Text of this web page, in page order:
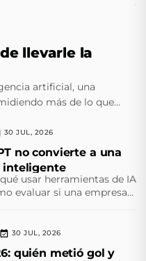
llevarle la
artificial, una
más de lo que
30 JUL, 2026
no convierte a una
inteligente
usar herramientas de IA
evaluar si una empresa
30 JUL, 2026
quién metió gol y